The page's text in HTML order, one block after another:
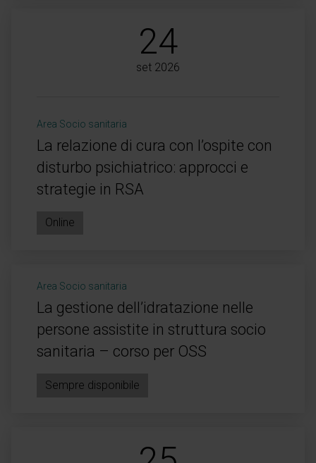
24
set 2026
Area Socio sanitaria
La relazione di cura con l’ospite con
disturbo psichiatrico: approcci e
strategie in RSA
Online
Area Socio sanitaria
La gestione dell’idratazione nelle
persone assistite in struttura socio
sanitaria – corso per OSS
Sempre disponibile